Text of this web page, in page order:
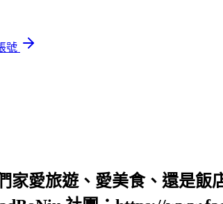
號
家愛旅遊、愛美食、還是飯